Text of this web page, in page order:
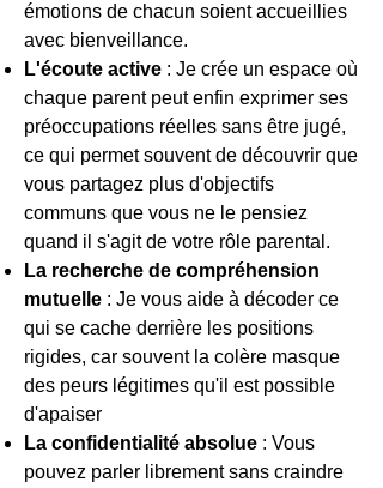
émotions de chacun soient accueillies
avec bienveillance.
L'écoute active : Je crée un espace où
chaque parent peut enfin exprimer ses
préoccupations réelles sans être jugé,
ce qui permet souvent de découvrir que
vous partagez plus d'objectifs
communs que vous ne le pensiez
quand il s'agit de votre rôle parental.
La recherche de compréhension
mutuelle : Je vous aide à décoder ce
qui se cache derrière les positions
rigides, car souvent la colère masque
des peurs légitimes qu'il est possible
d'apaiser
La confidentialité absolue : Vous
pouvez parler librement sans craindre